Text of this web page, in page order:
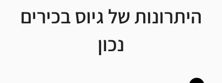
היתרונות של גיוס בכירים
נכון